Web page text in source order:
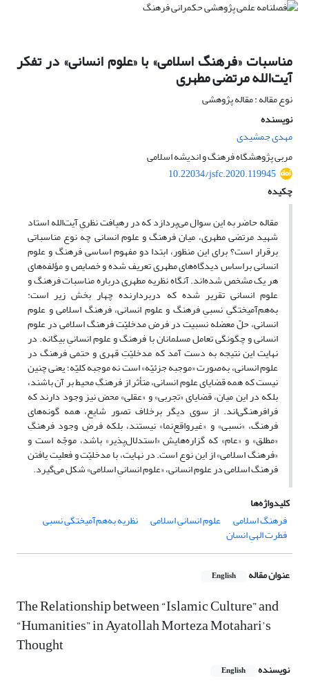
مناسبات «فرهنگ اسلامی» با «علوم انسانی» در تفکر
آیت‌الله مرتضی مطهری
نوع مقاله : مقاله پژوهشی
نویسنده
مهدی جمشیدی
مربی پژوهشگاه فرهنگ و اندیشه اسلامی
10.22034/jsfc.2020.119945
چکیده
مقاله حاضر به این سوال می‌پردازد که در رهیافت نظریِ آیت‌الله استاد
شهید مرتضی مطهری، میان فرهنگ و علوم انسانی چه نوع مناسباتی
برقرار است؟ برای این منظور، ابتدا دو مفهوم اساسی فرهنگ و علوم
انسانی براساس دیدگاه‌های مطهری تعریف شده و خصایص و مؤلفه‌های
هر یک مشخص شده‌اند. آنگاه نظریه مطهری درباره مناسبات فرهنگ و
علوم انسانی تقریر شده که دربردارنده چهار بخش زیر است:
به‌هم‌آمیختگیِ نسبیِ فرهنگ و علوم انسانی، فرهنگ اسلامی و علوم
انسانی، حلّ معضله نسبیت در فرض مدخلیّت فرهنگ اسلامی در علوم
انسانی و چگونگی تعامل مسلمانان با فرهنگ و علوم انسانیِ بیگانه. در
نهایت این نتیجه به دست آمد که مدخلیّتِ قهری و حتمی فرهنگ در
علوم انسانی، به‌صورت «موجبه جزئیّه» است نه موجبه کلیّه؛ یعنی چنین
نیست که همه قضایای علوم انسانی، متأثر از فرهنگِ محیط بر آن باشند،
بلکه در این میان، قضایای «تجربی» و «عقلی» محض نیز وجود دارند که
فرافرهنگی‌اند. از سوی دیگر برخلاف تصور شایع، همه گونه‌های
فرهنگ، «نسبی» و «غیرواقع‌نما» نیستند، بلکه فرضِ وجود فرهنگِ
«مطلق» و «عام» که گزاره‌هایش «استدلال‌پذیر» باشد، موجّه است و
«فرهنگ اسلامی» از این نوع است. در نهایت، با مدخلیّت و فعلیت یافتن
فرهنگ اسلامی در علوم انسانی، «علوم انسانیِ اسلامی» شکل می‌گیرد.
کلیدواژه‌ها
فرهنگ اسلامی
علوم انسانیِ اسلامی نظریه به‌هم‌آمیختگیِ نسبی
فطرت الهیِ انسان
عنوان مقاله English
The Relationship between “Islamic Culture” and
“Humanities” in Ayatollah Morteza Motahari’s
Thought
نویسنده English